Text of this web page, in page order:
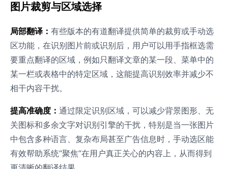
图片裁剪与区域选择
局部翻译： 有些版本的有道翻译提供简单的裁剪或手动选
区功能，在识别图片前或识别后，用户可以用手指框选需
要重点翻译的区域，例如只翻译文章的某一段、菜单中的
某一栏或表格中的特定区域，这能提高识别效率并减少不
相干内容干扰。
提高准确度： 通过限定识别区域，可以减少背景图形、无
关图标和多余文字对识别引擎的干扰，特别是当一张图片
中包含多种语言、复杂布局甚至广告信息时，手动选区能
有效帮助系统“聚焦”在用户真正关心的内容上，从而得到